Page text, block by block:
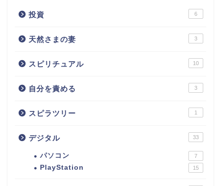
投資 6
天然さまの妻 3
スピリチュアル 10
自分を責める 3
スピラツリー 1
デジタル 33
パソコン 7
PlayStation 15